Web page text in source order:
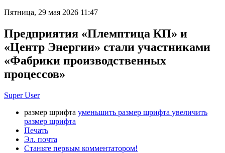
Пятница, 29 мая 2026 11:47
Предприятия «Племптица КП» и
«Центр Энергии» стали участниками
«Фабрики производственных
процессов»
Super User
размер шрифта уменьшить размер шрифта увеличить
размер шрифта
Печать
Эл. почта
Станьте первым комментатором!